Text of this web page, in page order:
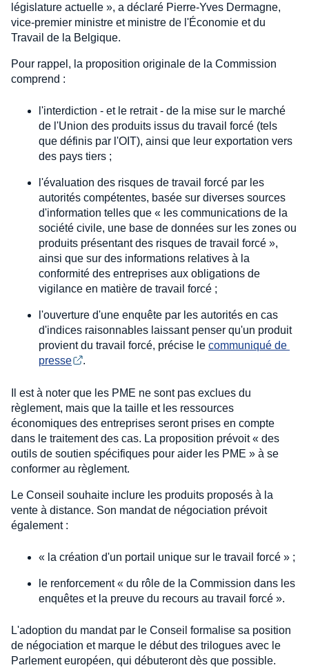
législature actuelle », a déclaré Pierre-Yves Dermagne,
vice-premier ministre et ministre de l'Économie et du
Travail de la Belgique.
Pour rappel, la proposition originale de la Commission
comprend :
l'interdiction - et le retrait - de la mise sur le marché
de l'Union des produits issus du travail forcé (tels
que définis par l'OIT), ainsi que leur exportation vers
des pays tiers ;
l'évaluation des risques de travail forcé par les
autorités compétentes, basée sur diverses sources
d'information telles que « les communications de la
société civile, une base de données sur les zones ou
produits présentant des risques de travail forcé »,
ainsi que sur des informations relatives à la
conformité des entreprises aux obligations de
vigilance en matière de travail forcé ;
l'ouverture d'une enquête par les autorités en cas
d'indices raisonnables laissant penser qu'un produit
provient du travail forcé, précise le communiqué de
presse
.
Il est à noter que les PME ne sont pas exclues du
règlement, mais que la taille et les ressources
économiques des entreprises seront prises en compte
dans le traitement des cas. La proposition prévoit « des
outils de soutien spécifiques pour aider les PME » à se
conformer au règlement.
Le Conseil souhaite inclure les produits proposés à la
vente à distance. Son mandat de négociation prévoit
également :
« la création d'un portail unique sur le travail forcé » ;
le renforcement « du rôle de la Commission dans les
enquêtes et la preuve du recours au travail forcé ».
L'adoption du mandat par le Conseil formalise sa position
de négociation et marque le début des trilogues avec le
Parlement européen, qui débuteront dès que possible.